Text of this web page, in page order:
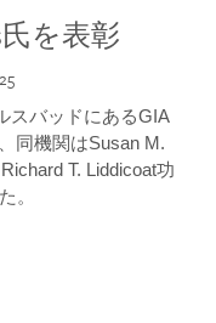
氏を表彰
スバッドにあるGIA
同機関はSusan M.
T. Liddicoat功
。